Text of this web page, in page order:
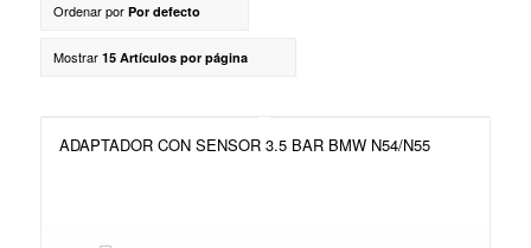
Ordenar por Por defecto
Mostrar 15 Artículos por página
ADAPTADOR CON SENSOR 3.5 BAR BMW N54/N55